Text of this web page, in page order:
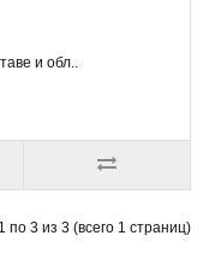
и обл..
по 3 из 3 (всего 1 страниц)